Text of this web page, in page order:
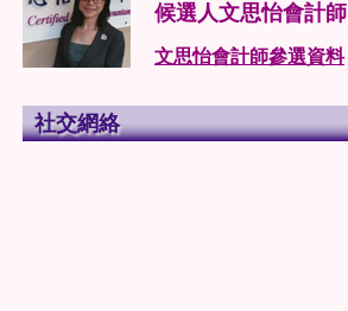
候選人文思怡會計師
文思怡會計師參選資料
社交網絡